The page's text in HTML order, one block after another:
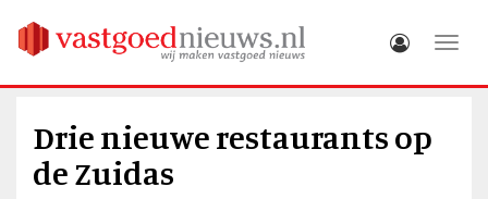
Drie nieuwe restaurants op
de Zuidas